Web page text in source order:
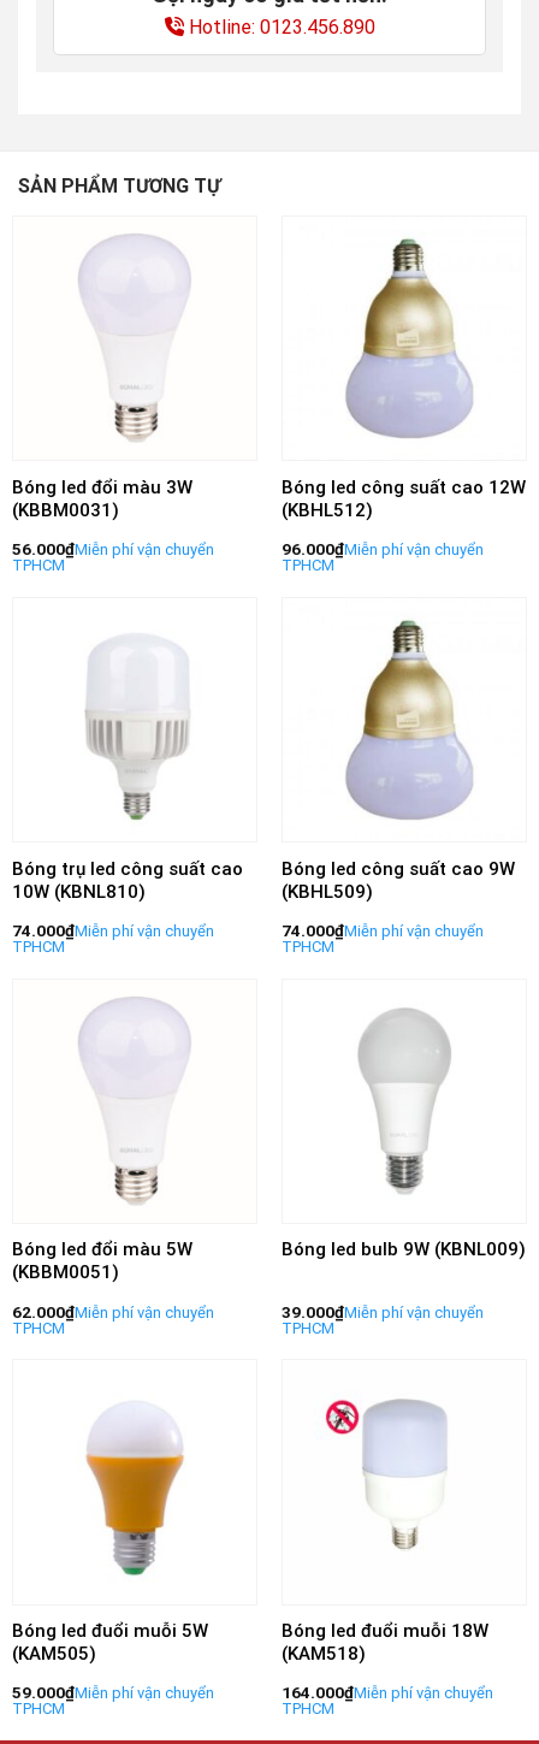
Hotline: 0123.456.890
SẢN PHẨM TƯƠNG TỰ
Bóng led đổi màu 3W
(KBBM0031)
56.000₫
Bóng led công suất cao 12W
(KBHL512)
96.000₫
Bóng trụ led công suất cao
10W (KBNL810)
74.000₫
Bóng led công suất cao 9W
(KBHL509)
74.000₫
Bóng led đổi màu 5W
(KBBM0051)
62.000₫
Bóng led bulb 9W (KBNL009)
39.000₫
Bóng led đuổi muỗi 5W
(KAM505)
59.000₫
Bóng led đuổi muỗi 18W
(KAM518)
164.000₫